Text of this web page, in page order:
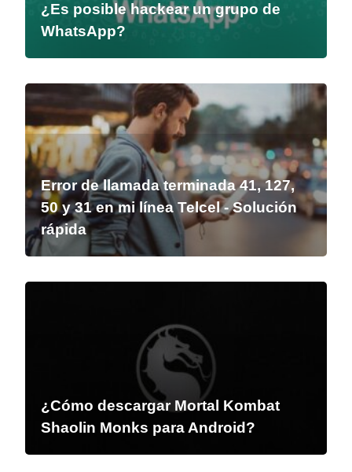
¿Es posible hackear un grupo de
WhatsApp?
Error de llamada terminada 41, 127,
50 y 31 en mi línea Telcel - Solución
rápida
¿Cómo descargar Mortal Kombat
Shaolin Monks para Android?